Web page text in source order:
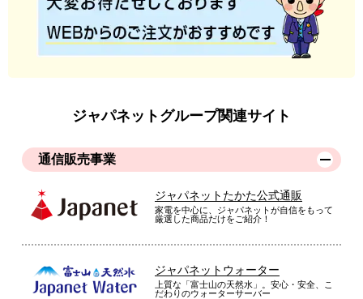
ジャパネットグループ関連サイト
通信販売事業
ジャパネットたかた公式通販
家電を中心に、ジャパネットが自信をもって
厳選した商品だけをご紹介！
ジャパネットウォーター
上質な「富士山の天然水」。安心・安全、こ
だわりのウォーターサーバー